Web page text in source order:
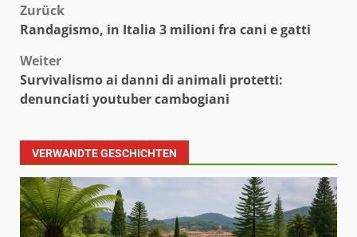
Beitragsnavigation
Zurück
Randagismo, in Italia 3 milioni fra cani e gatti
Weiter
Survivalismo ai danni di animali protetti:
denunciati youtuber cambogiani
VERWANDTE GESCHICHTEN